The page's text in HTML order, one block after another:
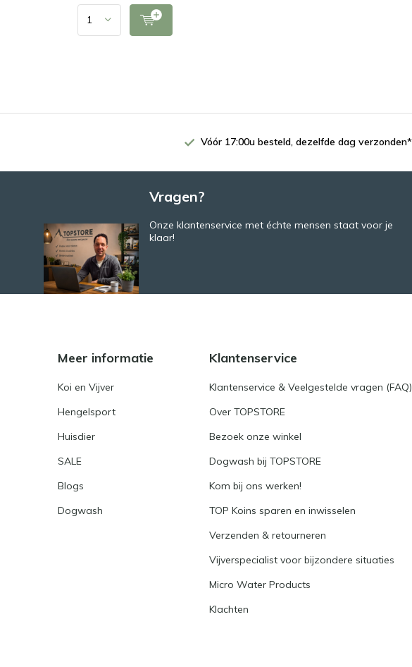
Vóór 17:00u besteld, dezelfde dag verzonden*
Vragen?
Onze klantenservice met échte mensen staat voor je
klaar!
Meer informatie
Koi en Vijver
Hengelsport
Huisdier
SALE
Blogs
Dogwash
Klantenservice
Klantenservice & Veelgestelde vragen (FAQ)
Over TOPSTORE
Bezoek onze winkel
Dogwash bij TOPSTORE
Kom bij ons werken!
TOP Koins sparen en inwisselen
Verzenden & retourneren
Vijverspecialist voor bijzondere situaties
Micro Water Products
Klachten